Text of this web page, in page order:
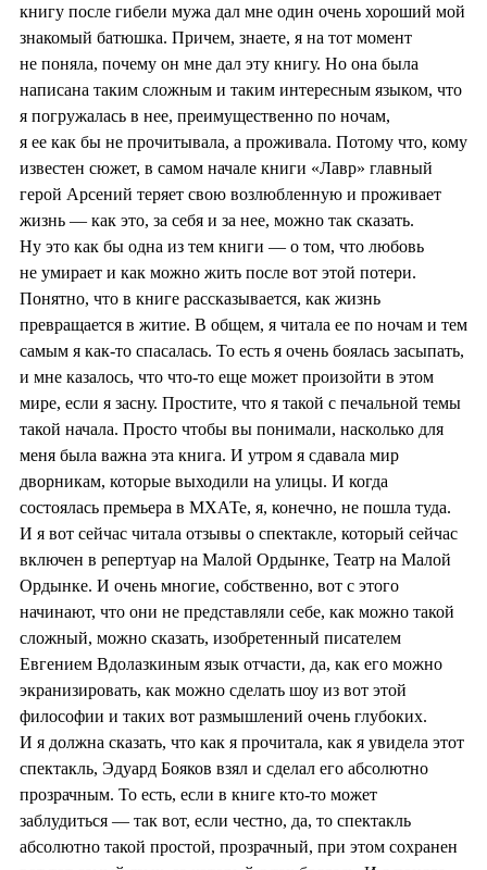
книгу после гибели мужа дал мне один очень хороший мой
знакомый батюшка. Причем, знаете, я на тот момент
не поняла, почему он мне дал эту книгу. Но она была
написана таким сложным и таким интересным языком, что
я погружалась в нее, преимущественно по ночам,
я ее как бы не прочитывала, а проживала. Потому что, кому
известен сюжет, в самом начале книги «Лавр» главный
герой Арсений теряет свою возлюбленную и проживает
жизнь — как это, за себя и за нее, можно так сказать.
Ну это как бы одна из тем книги — о том, что любовь
не умирает и как можно жить после вот этой потери.
Понятно, что в книге рассказывается, как жизнь
превращается в житие. В общем, я читала ее по ночам и тем
самым я как-то спасалась. То есть я очень боялась засыпать,
и мне казалось, что что-то еще может произойти в этом
мире, если я засну. Простите, что я такой с печальной темы
такой начала. Просто чтобы вы понимали, насколько для
меня была важна эта книга. И утром я сдавала мир
дворникам, которые выходили на улицы. И когда
состоялась премьера в МХАТе, я, конечно, не пошла туда.
И я вот сейчас читала отзывы о спектакле, который сейчас
включен в репертуар на Малой Ордынке, Театр на Малой
Ордынке. И очень многие, собственно, вот с этого
начинают, что они не представляли себе, как можно такой
сложный, можно сказать, изобретенный писателем
Евгением Вдолазкиным язык отчасти, да, как его можно
экранизировать, как можно сделать шоу из вот этой
философии и таких вот размышлений очень глубоких.
И я должна сказать, что как я прочитала, как я увидела этот
спектакль, Эдуард Бояков взял и сделал его абсолютно
прозрачным. То есть, если в книге кто-то может
заблудиться — так вот, если честно, да, то спектакль
абсолютно такой простой, прозрачный, при этом сохранен